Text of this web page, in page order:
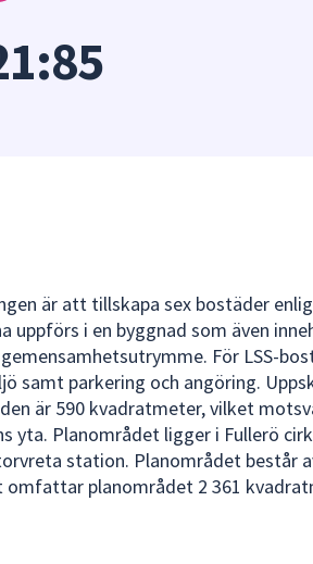
är att tillskapa sex bostäder
uppförs i en byggnad som även
För LSS-
samt parkering och angöring.
är 590 kvadratmeter, vilket
yta. Planområdet ligger i Fullerö
station. Planområdet består
omfattar planområdet 2 361